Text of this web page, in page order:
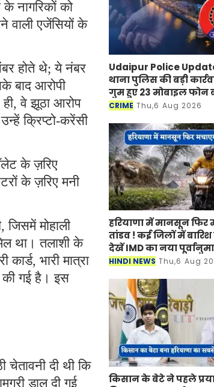
नागरिकों को
वाली एजेंसियों के
होते थे; ये नंबर
बाद आरोपी
वे झूठा आरोप
क्रिप्टो-करेंसी
के ज़रिए
के ज़रिए मनी
मोहाली
था। तलाशी के
भारी मात्रा
की गई है। इस
चेतावनी दी थी कि
डाल दी गई
Udaipur Police
थाना पुलिस की बड़ी
गुम हुए 23 मोबाइल फोन
CRIME Thu,6 Aug 2026
हरियाणा में मानसून फिर
तांडव ! कई जिलों में
देखें IMD का नया
HINDI NEWS Thu,6 Aug
किसान के बेटे ने पहले